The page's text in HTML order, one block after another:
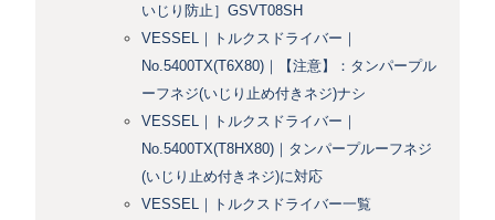
いじり防止］GSVT08SH
VESSEL｜トルクスドライバー｜
No.5400TX(T6X80)｜【注意】：タンパープル
ーフネジ(いじり止め付きネジ)ナシ
VESSEL｜トルクスドライバー｜
No.5400TX(T8HX80)｜タンパープルーフネジ
(いじり止め付きネジ)に対応
VESSEL｜トルクスドライバー一覧